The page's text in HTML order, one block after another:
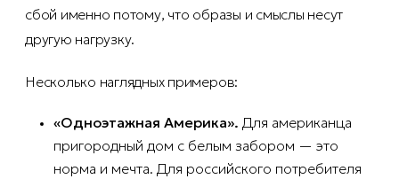
сбой именно потому, что образы и смыслы несут
другую нагрузку.
Несколько наглядных примеров:
«Одноэтажная Америка». Для американца
пригородный дом с белым забором — это
норма и мечта. Для российского потребителя